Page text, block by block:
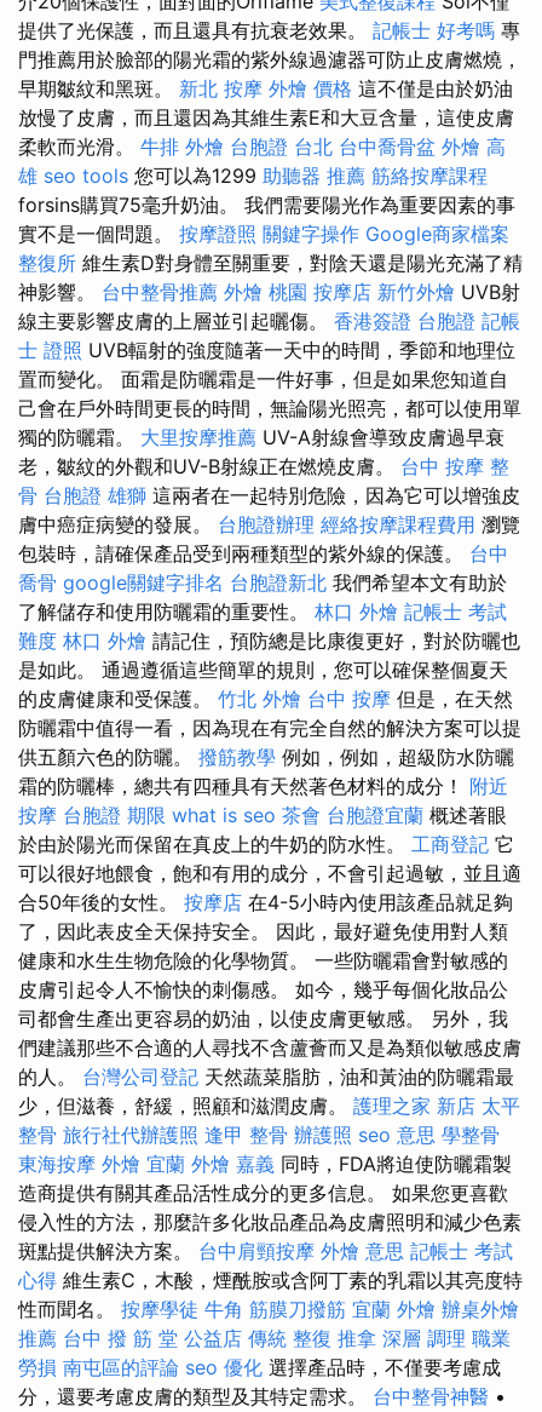
提供了光保護，而且還具有抗衰老效果。 記帳士 好考嗎 專
門推薦用於臉部的陽光霜的紫外線過濾器可防止皮膚燃燒，
早期皺紋和黑斑。 新北 按摩 外燴 價格 這不僅是由於奶油
放慢了皮膚，而且還因為其維生素E和大豆含量，這使皮膚
柔軟而光滑。 牛排 外燴 台胞證 台北 台中喬骨盆 外燴 高
雄 seo tools 您可以為1299 助聽器 推薦 筋絡按摩課程
forsins購買75毫升奶油。 我們需要陽光作為重要因素的事
實不是一個問題。 按摩證照 關鍵字操作 Google商家檔案
整復所 維生素D對身體至關重要，對陰天還是陽光充滿了精
神影響。 台中整骨推薦 外燴 桃園 按摩店 新竹外燴 UVB射
線主要影響皮膚的上層並引起曬傷。 香港簽證 台胞證 記帳
士 證照 UVB輻射的強度隨著一天中的時間，季節和地理位
置而變化。 面霜是防曬霜是一件好事，但是如果您知道自
己會在戶外時間更長的時間，無論陽光照亮，都可以使用單
獨的防曬霜。 大里按摩推薦 UV-A射線會導致皮膚過早衰
老，皺紋的外觀和UV-B射線正在燃燒皮膚。 台中 按摩 整
骨 台胞證 雄獅 這兩者在一起特別危險，因為它可以增強皮
膚中癌症病變的發展。 台胞證辦理 經絡按摩課程費用 瀏覽
包裝時，請確保產品受到兩種類型的紫外線的保護。 台中
喬骨 google關鍵字排名 台胞證新北 我們希望本文有助於
了解儲存和使用防曬霜的重要性。 林口 外燴 記帳士 考試
難度 林口 外燴 請記住，預防總是比康復更好，對於防曬也
是如此。 通過遵循這些簡單的規則，您可以確保整個夏天
的皮膚健康和受保護。 竹北 外燴 台中 按摩 但是，在天然
防曬霜中值得一看，因為現在有完全自然的解決方案可以提
供五顏六色的防曬。 撥筋教學 例如，例如，超級防水防曬
霜的防曬棒，總共有四種具有天然著色材料的成分！ 附近
按摩 台胞證 期限 what is seo 茶會 台胞證宜蘭 概述著眼
於由於陽光而保留在真皮上的牛奶的防水性。 工商登記 它
可以很好地餵食，飽和有用的成分，不會引起過敏，並且適
合50年後的女性。 按摩店 在4-5小時內使用該產品就足夠
了，因此表皮全天保持安全。 因此，最好避免使用對人類
健康和水生生物危險的化學物質。 一些防曬霜會對敏感的
皮膚引起令人不愉快的刺傷感。 如今，幾乎每個化妝品公
司都會生產出更容易的奶油，以使皮膚更敏感。 另外，我
們建議那些不合適的人尋找不含蘆薈而又是為類似敏感皮膚
的人。 台灣公司登記 天然蔬​​菜脂肪，油和黃油的防曬霜最
少，但滋養，舒緩，照顧和滋潤皮膚。 護理之家 新店 太平
整骨 旅行社代辦護照 逢甲 整骨 辦護照 seo 意思 學整骨
東海按摩 外燴 宜蘭 外燴 嘉義 同時，FDA將迫使防曬霜製
造商提供有關其產品活性成分的更多信息。 如果您更喜歡
侵入性的方法，那麼許多化妝品產品為皮膚照明和減少色素
斑點提供解決方案。 台中肩頸按摩 外燴 意思 記帳士 考試
心得 維生素C，木酸，煙酰胺或含阿丁素的乳霜以其亮度特
性而聞名。 按摩學徒 牛角 筋膜刀撥筋 宜蘭 外燴 辦桌外燴
推薦 台中 撥 筋 堂 公益店 傳統 整復 推拿 深層 調理 職業
勞損 南屯區的評論 seo 優化 選擇產品時，不僅要考慮成
分，還要考慮皮膚的類型及其特定需求。 台中整骨神醫 •